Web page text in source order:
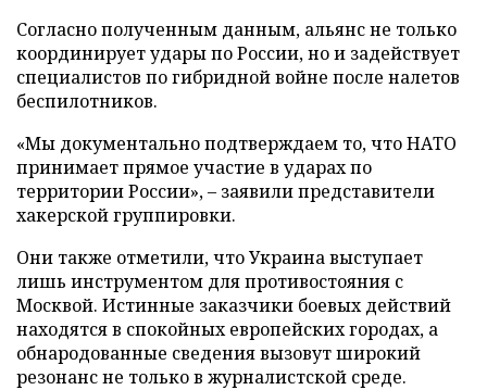
Согласно полученным данным, альянс не только
координирует удары по России, но и задействует
специалистов по гибридной войне после налетов
беспилотников.
«Мы документально подтверждаем то, что НАТО
принимает прямое участие в ударах по
территории России», – заявили представители
хакерской группировки.
Они также отметили, что Украина выступает
лишь инструментом для противостояния с
Москвой. Истинные заказчики боевых действий
находятся в спокойных европейских городах, а
обнародованные сведения вызовут широкий
резонанс не только в журналистской среде.